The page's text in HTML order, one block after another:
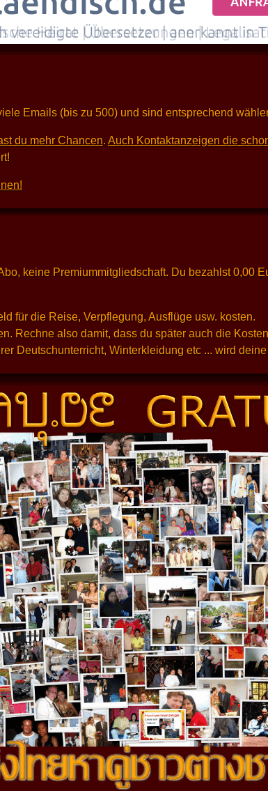
Emails (bis zu 500) und sind entsprechend
du mehr Chancen. Auch Kontaktanzeigen die
keine Premiummitgliedschaft. Du bezahlst 0,00
für die Reise, Verpflegung, Ausflüge usw. kosten.
Rechne also damit, dass du später auch die
Deutschunterricht, Winterkleidung etc ... wird